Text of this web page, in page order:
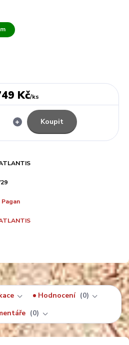
Kč/ks
Koupit
Hodnocení
0
0